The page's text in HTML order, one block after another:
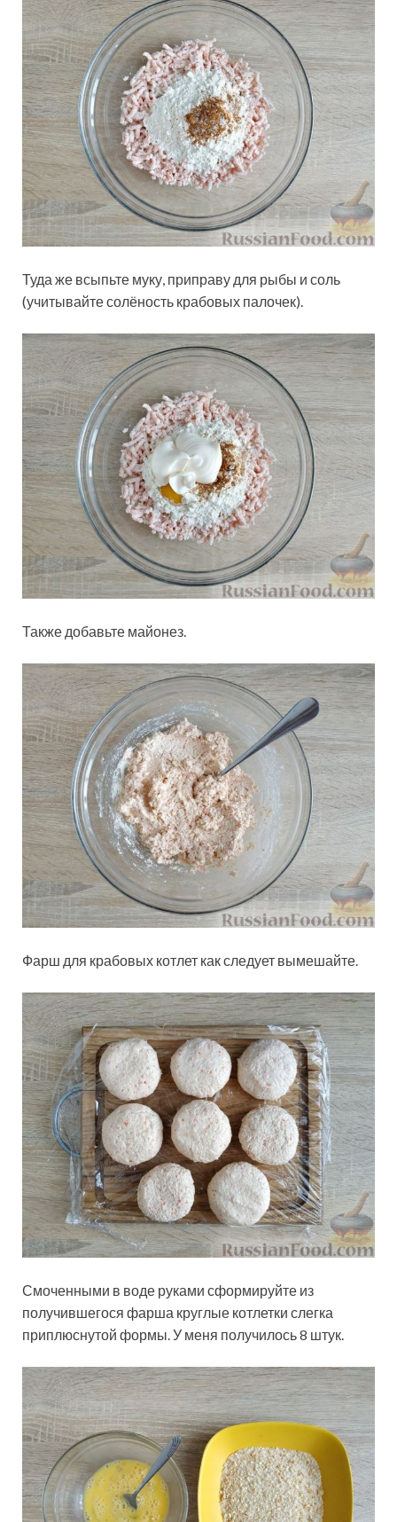
Туда же всыпьте муку, приправу для рыбы и соль
(учитывайте солёность крабовых палочек).
Также добавьте майонез.
Фарш для крабовых котлет как следует вымешайте.
Смоченными в воде руками сформируйте из
получившегося фарша круглые котлетки слегка
приплюснутой формы. У меня получилось 8 штук.